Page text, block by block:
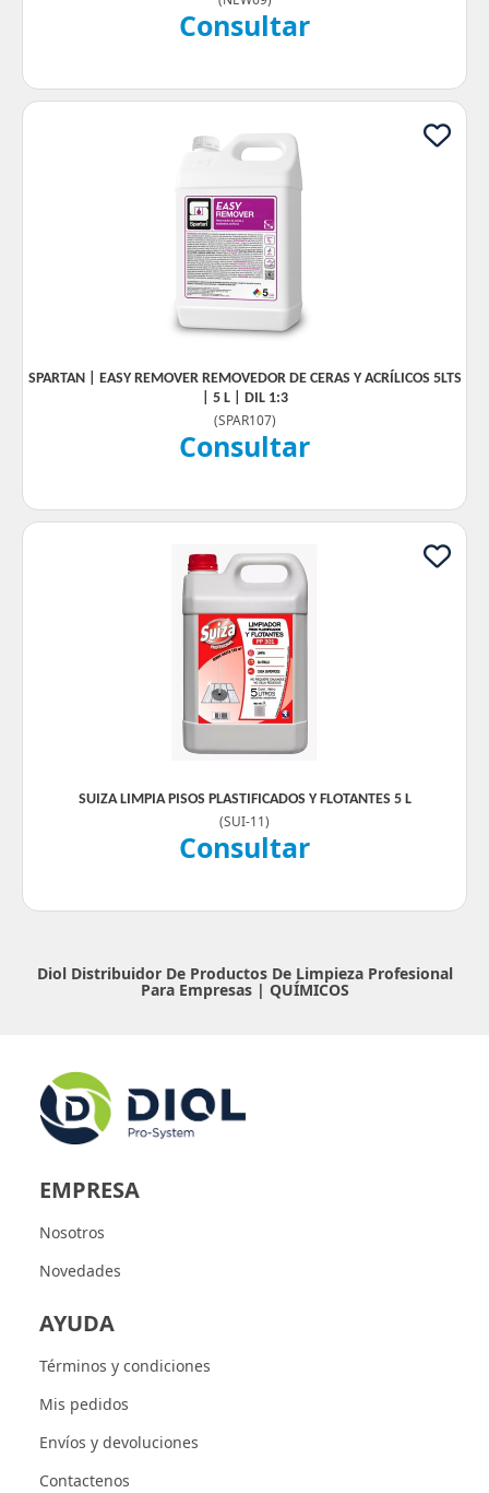
Consultar
SPARTAN | EASY REMOVER REMOVEDOR DE CERAS Y ACRÍLICOS 5LTS
| 5 L | DIL 1:3
(SPAR107)
Consultar
SUIZA LIMPIA PISOS PLASTIFICADOS Y FLOTANTES 5 L
(SUI-11)
Consultar
Diol Distribuidor De Productos De Limpieza Profesional
Para Empresas | QUÍMICOS
EMPRESA
Nosotros
Novedades
AYUDA
Términos y condiciones
Mis pedidos
Envíos y devoluciones
Contactenos